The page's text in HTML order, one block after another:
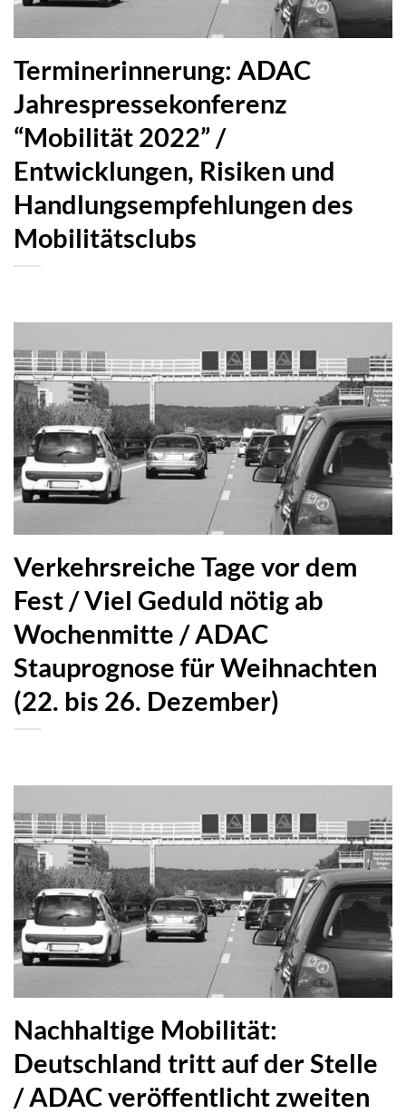
Terminerinnerung: ADAC
Jahrespressekonferenz
“Mobilität 2022” /
Entwicklungen, Risiken und
Handlungsempfehlungen des
Mobilitätsclubs
Verkehrsreiche Tage vor dem
Fest / Viel Geduld nötig ab
Wochenmitte / ADAC
Stauprognose für Weihnachten
(22. bis 26. Dezember)
Nachhaltige Mobilität:
Deutschland tritt auf der Stelle
/ ADAC veröffentlicht zweiten